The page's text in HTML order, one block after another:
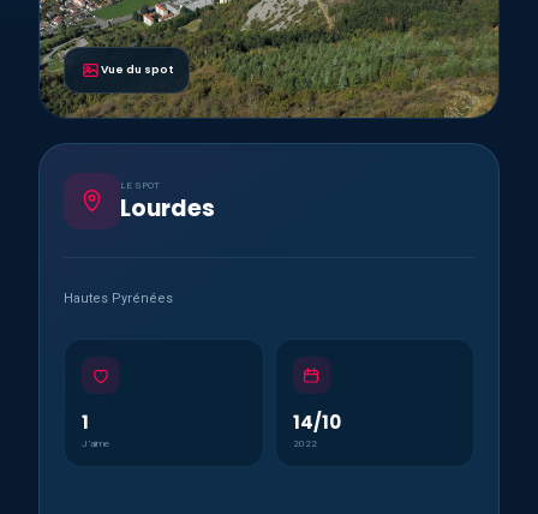
Vue du spot
LE SPOT
Lourdes
Hautes Pyrénées
1
J’aime
14/10
2022